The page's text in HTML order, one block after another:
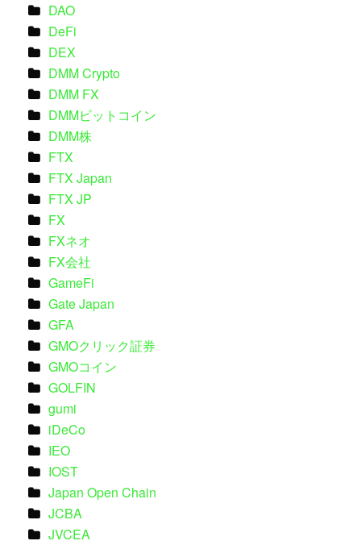
DAO
DeFi
DEX
DMM Crypto
DMM FX
DMMビットコイン
DMM株
FTX
FTX Japan
FTX JP
FX
FXネオ
FX会社
GameFi
Gate Japan
GFA
GMOクリック証券
GMOコイン
GOLFIN
gumi
iDeCo
IEO
IOST
Japan Open Chain
JCBA
JVCEA